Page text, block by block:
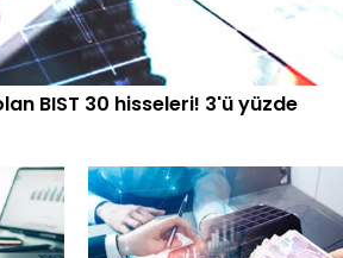
BIST 30 hisseleri! 3'ü yüzde